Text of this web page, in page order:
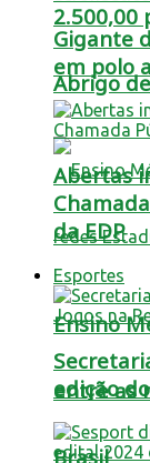
2.500,00
Abrigo
Ensino
entre as
Brasil
Gigante
em polo
Abertas
da EDP
Esportes
edição